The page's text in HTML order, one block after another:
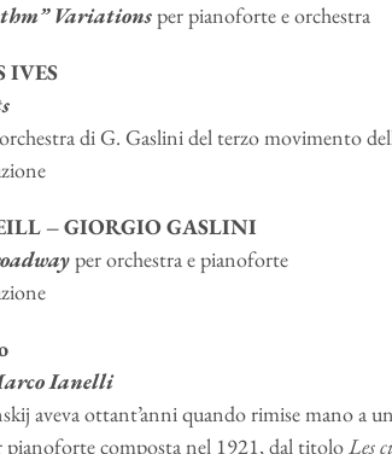
Variationsper pianoforte e orchestra
IVES
di G. Gaslini del terzo movimento
– GIORGIO GASLINI
per orchestra e pianoforte
Ianelli
aveva ottant’anni quando rimise mano a
pianoforte composta nel 1921, dal titoloLes